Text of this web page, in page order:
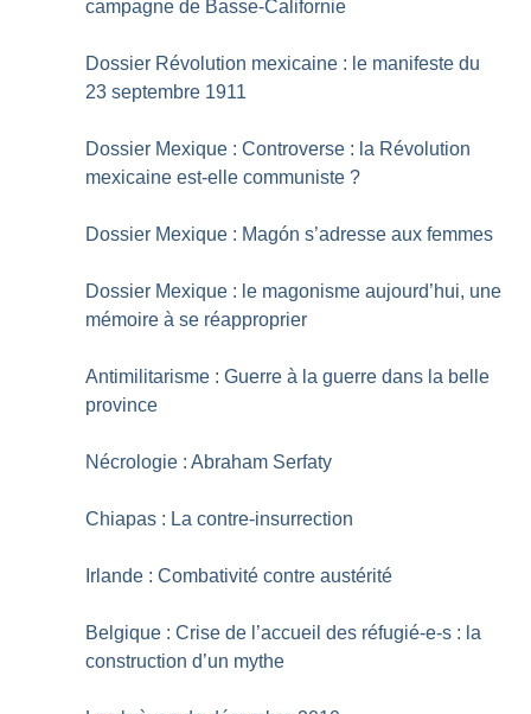
campagne de Basse-Californie
Dossier Révolution mexicaine : le manifeste du
23 septembre 1911
Dossier Mexique : Controverse : la Révolution
mexicaine est-elle communiste ?
Dossier Mexique : Magón s’adresse aux femmes
Dossier Mexique : le magonisme aujourd’hui, une
mémoire à se réapproprier
Antimilitarisme : Guerre à la guerre dans la belle
province
Nécrologie : Abraham Serfaty
Chiapas : La contre-insurrection
Irlande : Combativité contre austérité
Belgique : Crise de l’accueil des réfugié-e-s : la
construction d’un mythe